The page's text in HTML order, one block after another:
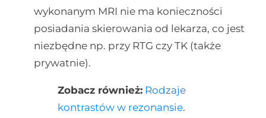
wykonanym MRI nie ma konieczności
posiadania skierowania od lekarza, co jest
niezbędne np. przy RTG czy TK (także
prywatnie).
Zobacz również: Rodzaje
kontrastów w rezonansie.